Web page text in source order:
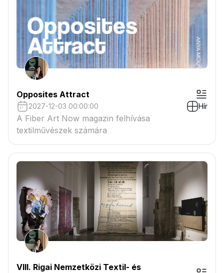
Opposites Attract
2027-12-03 00:00:00 Hír
A Fiber Art Now magazin felhívása
textilművészek számára
VIII. Rigai Nemzetközi Textil- és